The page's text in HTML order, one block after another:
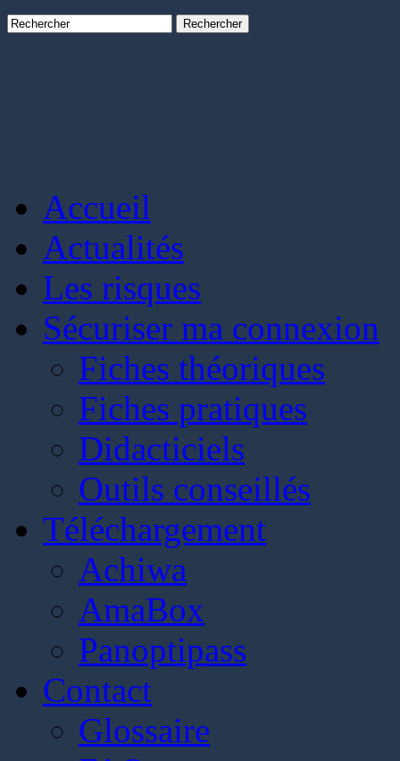
Rechercher
Accueil
Actualités
Les risques
Sécuriser ma connexion
Fiches théoriques
Fiches pratiques
Didacticiels
Outils conseillés
Téléchargement
Achiwa
AmaBox
Panoptipass
Contact
Glossaire